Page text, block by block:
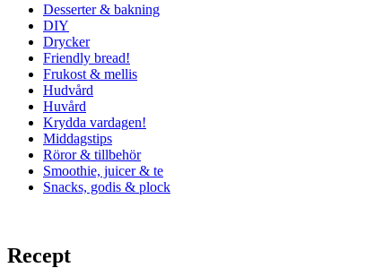
Desserter & bakning
DIY
Drycker
Friendly bread!
Frukost & mellis
Hudvård
Huvård
Krydda vardagen!
Middagstips
Röror & tillbehör
Smoothie, juicer & te
Snacks, godis & plock
Recept